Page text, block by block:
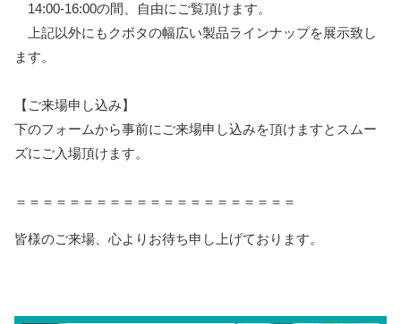
14:00-16:00の間、自由にご覧頂けます。
上記以外にもクボタの幅広い製品ラインナップを展示致し
ます。
【ご来場申し込み】
下のフォームから事前にご来場申し込みを頂けますとスムー
ズにご入場頂けます。
＝＝＝＝＝＝＝＝＝＝＝＝＝＝＝＝＝＝＝＝＝
皆様のご来場、心よりお待ち申し上げております。